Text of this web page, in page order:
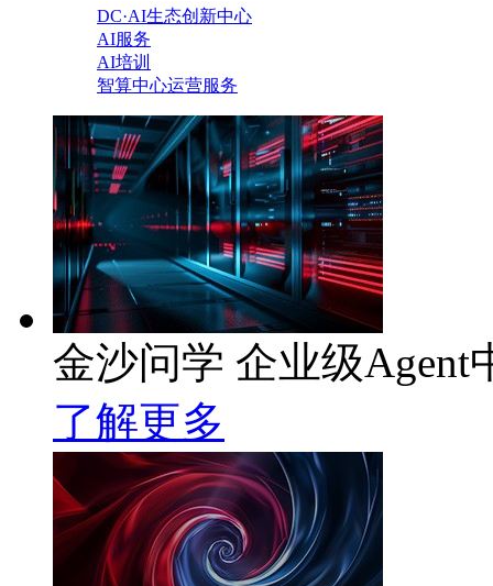
DC·AI生态创新中心
AI服务
AI培训
智算中心运营服务
金沙问学 企业级Agent
了解更多